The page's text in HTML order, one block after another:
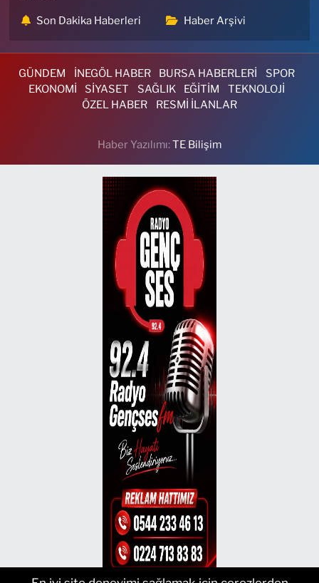
Son Dakika Haberleri Haber Arşivi
GÜNDEM İNEGÖL HABER BURSA HABERLERİ
SPOR
EKONOMİ
SİYASET SAĞLIK EĞİTİM
TEKNOLOJİ
ÖZEL HABER
RESMİ İLANLAR
Haber Yazılımı:TE Bilişim